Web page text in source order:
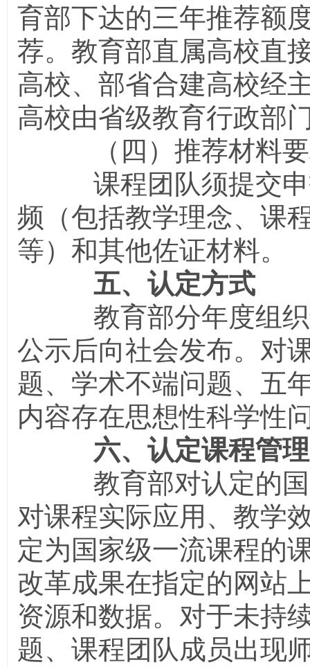
育部下达的三年推荐额
荐。教育部直属高校直
高校、部省合建高校经
高校由省级教育行政部
（四）推荐材料
课程团队须提交申
频（包括教学理念、课
等）和其他佐证材料。
五、认定方式
教育部分年度组织
公示后向社会发布。对
题、学术不端问题、五
内容存在思想性科学性
六、认定课程管理
教育部对认定的国
对课程实际应用、教学
定为国家级一流课程的
改革成果在指定的网站
资源和数据。对于未持
题、课程团队成员出现